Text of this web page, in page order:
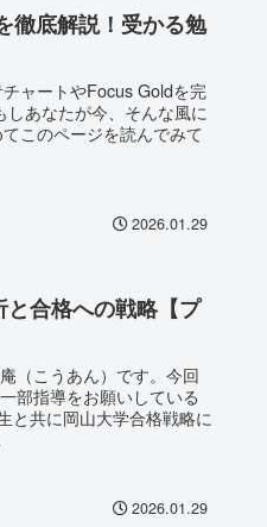
徹底解説！受かる勉
ャートやFocus Goldを完
あなたが今、そんな風に
このページを読んでみて
2026.01.29
合格への戦略【プ
（こうあん）です。今回
部指導をお願いしている
と共に岡山大学合格戦略に
2026.01.29